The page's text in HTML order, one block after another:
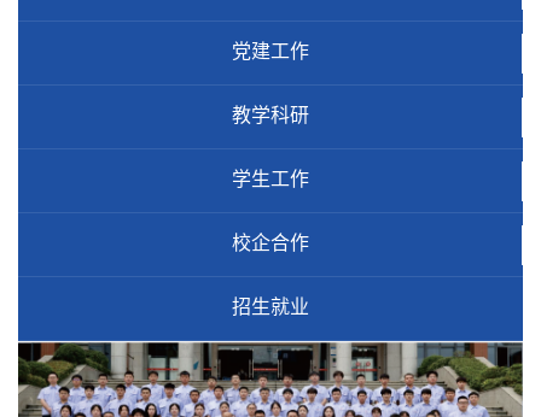
党建工作
教学科研
学生工作
校企合作
招生就业